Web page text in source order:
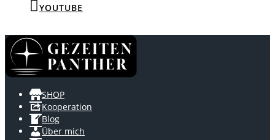
YOUTUBE
SHOP
Kooperation
Blog
Über mich